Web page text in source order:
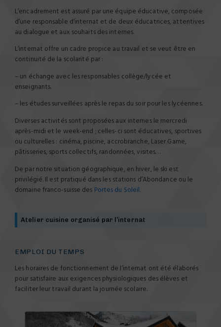
L’encadrement est assuré par une équipe éducative, composée
d’une responsable d’internat et de deux éducatrices, attentives
au dialogue et aux souhaits des internes.
L’internat offre un cadre propice au travail et se veut être en
continuité de la scolarité par :
– un échange avec les responsables collège/lycée et
enseignants.
– les études surveillées après le repas du soir pour les lycéennes.
Diverses activités sont proposées aux internes le mercredi
après-midi et le week-end ; celles-ci sont éducatives, sportives
ou culturelles : cinéma, piscine, accrobranche, Laser Game,
pâtisseries, sports collectifs, randonnées, visites…
De par notre situation géographique, en hiver, le ski est
privilégié. Il est pratiqué dans les stations d’Abondance ou le
domaine franco-suisse des Portes du Soleil.
Atelier cuisine organisé par l’internat
EMPLOI DU TEMPS
Les horaires de fonctionnement de l’internat ont été élaborés
pour satisfaire aux exigences physiologiques des élèves et
faciliter leur travail durant la journée scolaire.